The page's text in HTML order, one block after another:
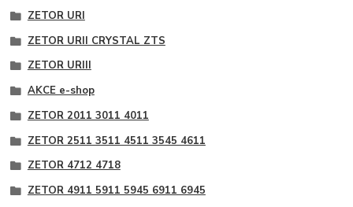
ZETOR URI
ZETOR URII CRYSTAL ZTS
ZETOR URIII
AKCE e-shop
ZETOR 2011 3011 4011
ZETOR 2511 3511 4511 3545 4611
ZETOR 4712 4718
ZETOR 4911 5911 5945 6911 6945